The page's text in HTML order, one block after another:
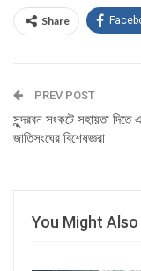
Share
PREV POST
সুন্দরবন সংকটে সহায়তা দিতে
জাতিসংঘের বিশেষজ্ঞরা
You Might Also